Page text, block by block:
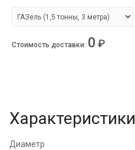
Стоимость доставки: 0 ₽
Характеристики
Диаметр